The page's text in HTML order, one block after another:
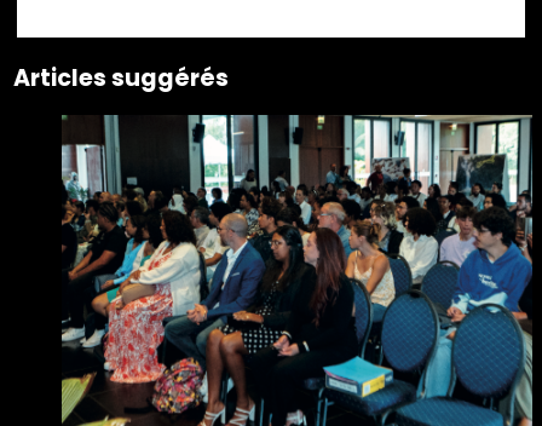
Articles suggérés